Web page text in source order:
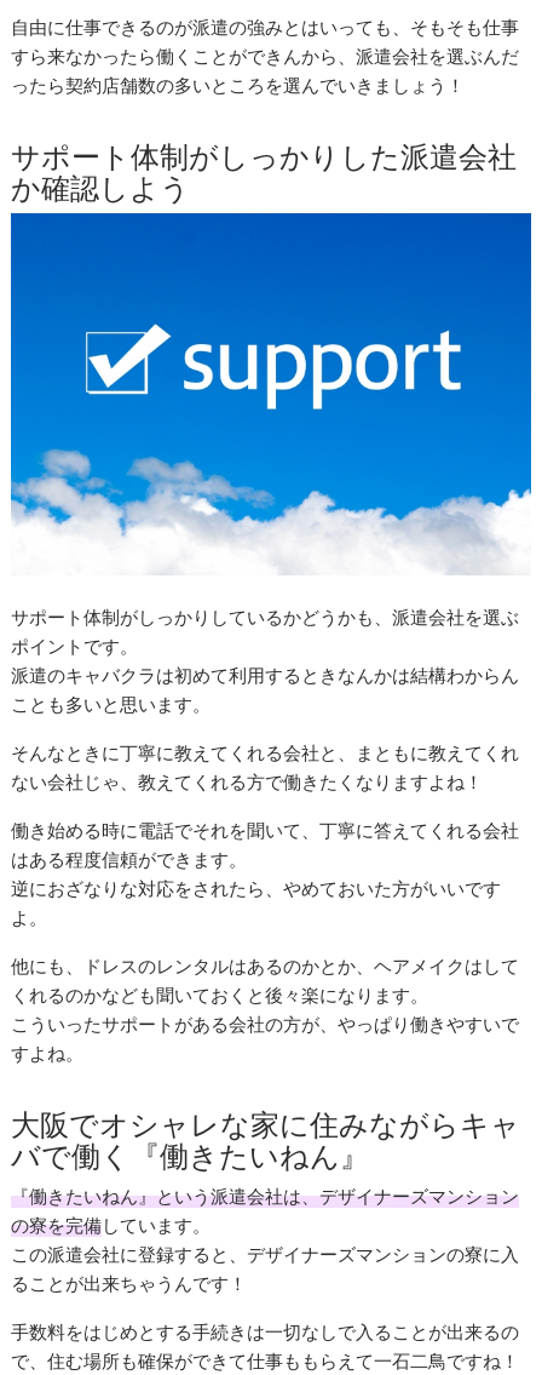
自由に仕事できるのが派遣の強みとはいっても、そもそも仕事
すら来なかったら働くことができんから、派遣会社を選ぶんだ
ったら契約店舗数の多いところを選んでいきましょう！
サポート体制がしっかりした派遣会社
か確認しよう
サポート体制がしっかりしているかどうかも、派遣会社を選ぶ
ポイントです。
派遣のキャバクラは初めて利用するときなんかは結構わからん
ことも多いと思います。
そんなときに丁寧に教えてくれる会社と、まともに教えてくれ
ない会社じゃ、教えてくれる方で働きたくなりますよね！
働き始める時に電話でそれを聞いて、丁寧に答えてくれる会社
はある程度信頼ができます。
逆におざなりな対応をされたら、やめておいた方がいいです
よ。
他にも、ドレスのレンタルはあるのかとか、ヘアメイクはして
くれるのかなども聞いておくと後々楽になります。
こういったサポートがある会社の方が、やっぱり働きやすいで
すよね。
大阪でオシャレな家に住みながらキャ
バで働く『働きたいねん』
『働きたいねん』という派遣会社は、デザイナーズマンション
の寮を完備しています。
この派遣会社に登録すると、デザイナーズマンションの寮に入
ることが出来ちゃうんです！
手数料をはじめとする手続きは一切なしで入ることが出来るの
で、住む場所も確保ができて仕事ももらえて一石二鳥ですね！